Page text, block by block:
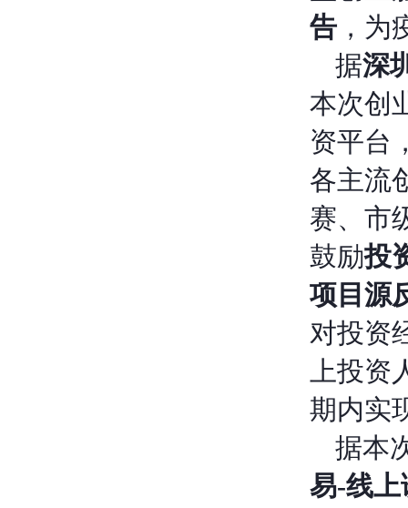
告 ，
据深
本次创
资平台
各主流
赛、市
鼓励投
项目源
对投资
上投
期内实
据本
易-线上